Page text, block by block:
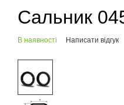
Сальник
В наявності Написати відгук